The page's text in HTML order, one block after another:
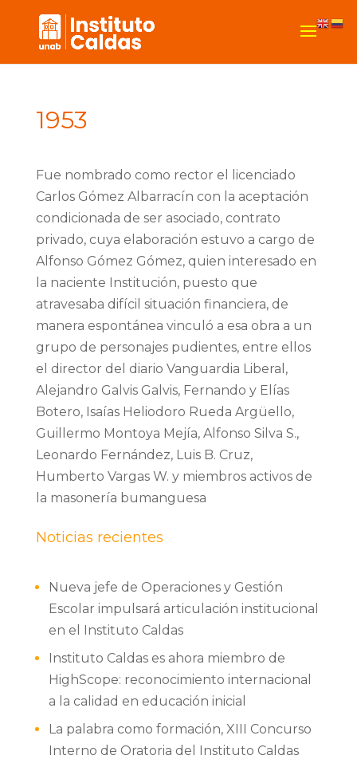
1953
Fue nombrado como rector el licenciado
Carlos Gómez Albarracín con la aceptación
condicionada de ser asociado, contrato
privado, cuya elaboración estuvo a cargo de
Alfonso Gómez Gómez, quien interesado en
la naciente Institución, puesto que
atravesaba difícil situación financiera, de
manera espontánea vinculó a esa obra a un
grupo de personajes pudientes, entre ellos
el director del diario Vanguardia Liberal,
Alejandro Galvis Galvis, Fernando y Elías
Botero, Isaías Heliodoro Rueda Argüello,
Guillermo Montoya Mejía, Alfonso Silva S.,
Leonardo Fernández, Luis B. Cruz,
Humberto Vargas W. y miembros activos de
la masonería bumanguesa
Noticias recientes
Nueva jefe de Operaciones y Gestión
Escolar impulsará articulación institucional
en el Instituto Caldas
Instituto Caldas es ahora miembro de
HighScope: reconocimiento internacional
a la calidad en educación inicial
La palabra como formación, XIII Concurso
Interno de Oratoria del Instituto Caldas